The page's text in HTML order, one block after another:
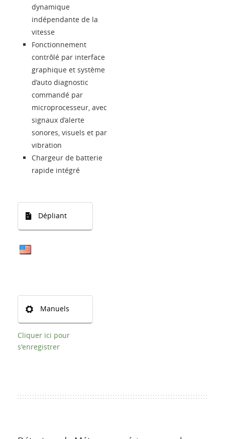
dynamique
indépendante de la
vitesse
Fonctionnement
contrôlé par interface
graphique et système
d’auto diagnostic
commandé par
microprocesseur, avec
signaux d’alerte
sonores, visuels et par
vibration
Chargeur de batterie
rapide intégré
Dépliant
Manuels
Cliquer ici pour
s'enregistrer